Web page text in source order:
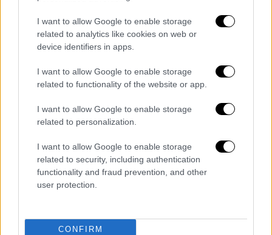
I want to allow Google to enable storage
related to analytics like cookies on web or
device identifiers in apps.
I want to allow Google to enable storage
related to functionality of the website or app.
I want to allow Google to enable storage
related to personalization.
I want to allow Google to enable storage
related to security, including authentication
functionality and fraud prevention, and other
user protection.
CONFIRM
ανταποκρίνεται σε όσα έχουν συμβεί, τότε
θα απευθυνθούν στον Άρειο Πάγο.
Τα σχολιά σας δημοσιεύονται άμεσα με δική σας ευθύνη. Το
ΕΘΝΟΣ θα παρεμβαίνει και τα προσβλητικά σχόλια θα